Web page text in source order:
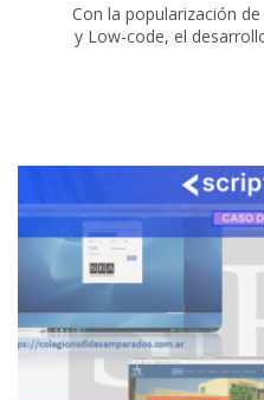
Con la popularización
y Low-code, el